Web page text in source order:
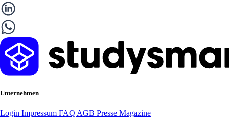
Unternehmen
Login Impressum FAQ AGB Presse Magazine